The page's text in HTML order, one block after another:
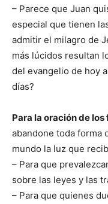
– Parece que Juan
especial que tienen
admitir el milagro de
más lúcidos resultan
del evangelio de hoy
días?
Para la oración de los
abandone toda forma
mundo la luz que
– Para que
sobre las leyes y las
– Para que quienes